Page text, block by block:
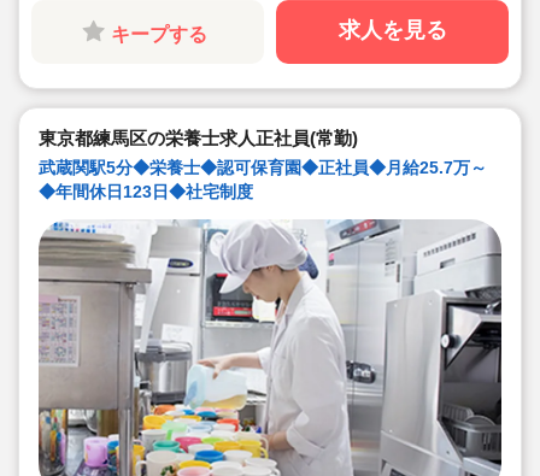
キープする 求人を見る
東京都練馬区の栄養士求人正社員(常勤)
武蔵関駅5分◆栄養士◆認可保育園◆正社員◆月給25.7万～
◆年間休日123日◆社宅制度